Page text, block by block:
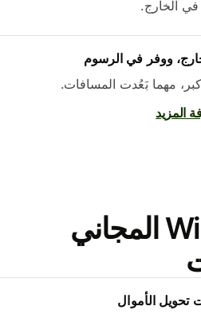
الخارج.
ووفر في الرسوم
مهما بَعُدت المسافات.
نزّل تطبيق Wise المجاني
الأموال